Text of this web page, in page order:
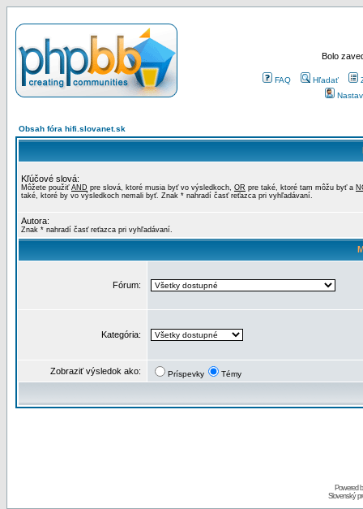
Bolo
FAQ Hľadať
Obsah fóra hifi.slovanet.sk
Kľúčové slová:
Môžete použiť AND pre slová, ktoré musia byť vo výsledkoch, OR pre také, ktoré tam môžu byť a
také, ktoré by vo výsledkoch nemali byť. Znak * nahradí časť reťazca pri vyhľadávaní.
Autora:
Znak * nahradí časť reťazca pri vyhľadávaní.
Fórum:
Kategória:
Zobraziť výsledok ako: Príspevky Témy
Powered
Slovenský